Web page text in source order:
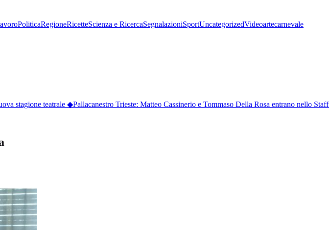
PoliticaRegioneRicetteScienza e RicercaSegnalazioniSportUncategorizedVideoartecarnevale
stagione teatrale◆ Pallacanestro Trieste: Matteo Cassinerio e Tommaso Della Rosa entrano nello Staff